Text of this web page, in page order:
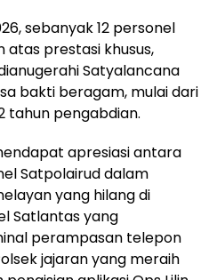
sebanyak 12 personel
prestasi khusus,
Satyalancana
bakti beragam, mulai dari
tahun pengabdian.
apresiasi antara
Satpolairud dalam
yang hilang di
Satlantas yang
perampasan telepon
jajaran yang meraih